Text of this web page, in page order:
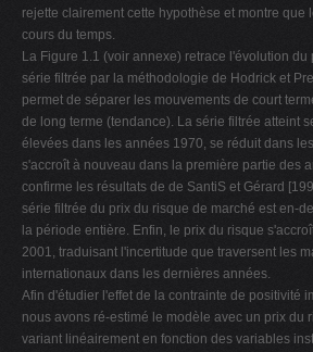
rejette clairement cette hypothèse et montre que
cours du temps.
La Figure 1.1 (voir annexe) retrace l'évolution
série filtrée par la méthodologie de Hodrick et
permet de séparer les mouvements de court
de long terme (tendance). La série filtrée atteint
élevées dans les années 1970, se réduit dans
s'accroît à nouveau dans la première partie des
confirme les résultats de de SantiS et Gérard
série filtrée du prix du risque de marché est en-
la période entière. Enfin, le prix du risque
2001, traduisant l'incertitude que traversent les
internationaux dans les dernières années.
Afin d'étudier l'effet de la contrainte de positivité
nous avons ré-estimé le modèle avec un prix du
variant linéairement en fonction des variables